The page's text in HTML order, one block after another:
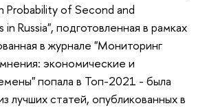
Probability of Second and
Russia", подготовленная в рамках
в журнале "Мониторинг
экономические и
попала в Топ-2021 - была
лучших статей, опубликованных в